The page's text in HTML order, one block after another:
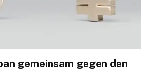
gemeinsam gegen den